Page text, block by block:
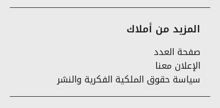
المزيد من أملاك
صفحة العدد
الإعلان معنا
سياسة حقوق الملكية الفكرية والنشر